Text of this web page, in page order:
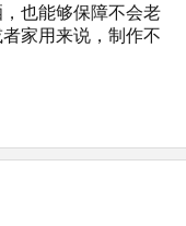
也能够保障不会老
家用来说，制作不